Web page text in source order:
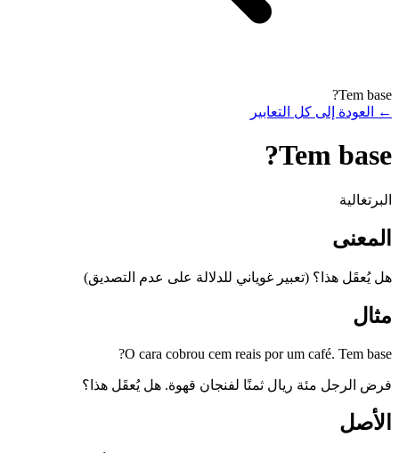
Tem base?
←
العودة إلى كل التعابير
Tem base?
البرتغالية
المعنى
هل يُعقَل هذا؟ (تعبير غوياني للدلالة على عدم التصديق)
مثال
O cara cobrou cem reais por um café. Tem base?
فرض الرجل مئة ريال ثمنًا لفنجان قهوة. هل يُعقَل هذا؟
الأصل